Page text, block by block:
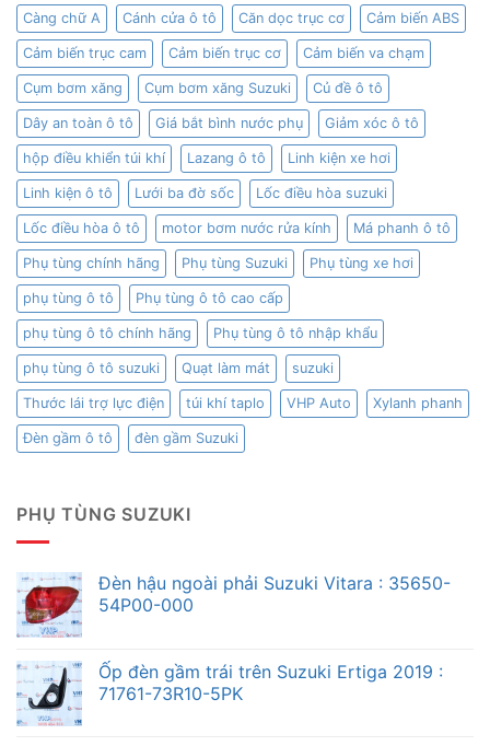
Càng chữ A Cánh cửa ô tô Căn dọc trục cơ Cảm biến ABS
Cảm biến trục cam Cảm biến trục cơ Cảm biến va chạm
Cụm bơm xăng Cụm bơm xăng Suzuki Củ đề ô tô
Dây an toàn ô tô Giá bắt bình nước phụ Giảm xóc ô tô
hộp điều khiển túi khí Lazang ô tô Linh kiện xe hơi
Linh kiện ô tô Lưới ba đờ sốc Lốc điều hòa suzuki
Lốc điều hòa ô tô motor bơm nước rửa kính Má phanh ô tô
Phụ tùng chính hãng Phụ tùng Suzuki Phụ tùng xe hơi
phụ tùng ô tô Phụ tùng ô tô cao cấp
phụ tùng ô tô chính hãng Phụ tùng ô tô nhập khẩu
phụ tùng ô tô suzuki Quạt làm mát suzuki
Thước lái trợ lực điện túi khí taplo VHP Auto Xylanh phanh
Đèn gầm ô tô đèn gầm Suzuki
PHỤ TÙNG SUZUKI
Đèn hậu ngoài phải Suzuki Vitara : 35650-
54P00-000
Ốp đèn gầm trái trên Suzuki Ertiga 2019 :
71761-73R10-5PK